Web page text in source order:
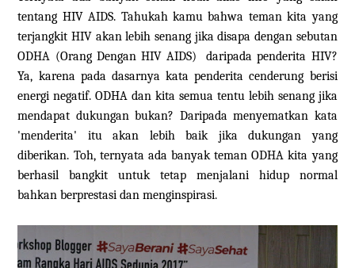
tentang HIV AIDS. Tahukah kamu bahwa teman kita yang
terjangkit HIV akan lebih senang jika disapa dengan sebutan
ODHA (Orang Dengan HIV AIDS) daripada penderita HIV?
Ya, karena pada dasarnya kata penderita cenderung berisi
energi negatif. ODHA dan kita semua tentu lebih senang jika
mendapat dukungan bukan? Daripada menyematkan kata
'menderita' itu akan lebih baik jika dukungan yang
diberikan. Toh, ternyata ada banyak teman ODHA kita yang
berhasil bangkit untuk tetap menjalani hidup normal
bahkan berprestasi dan menginspirasi.